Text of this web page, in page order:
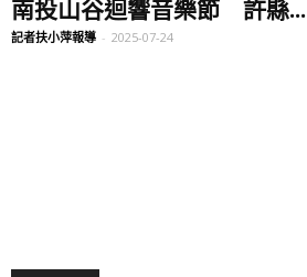
南投山谷迴響音樂節 許縣...
記者扶小萍報導 - 2025-07-24